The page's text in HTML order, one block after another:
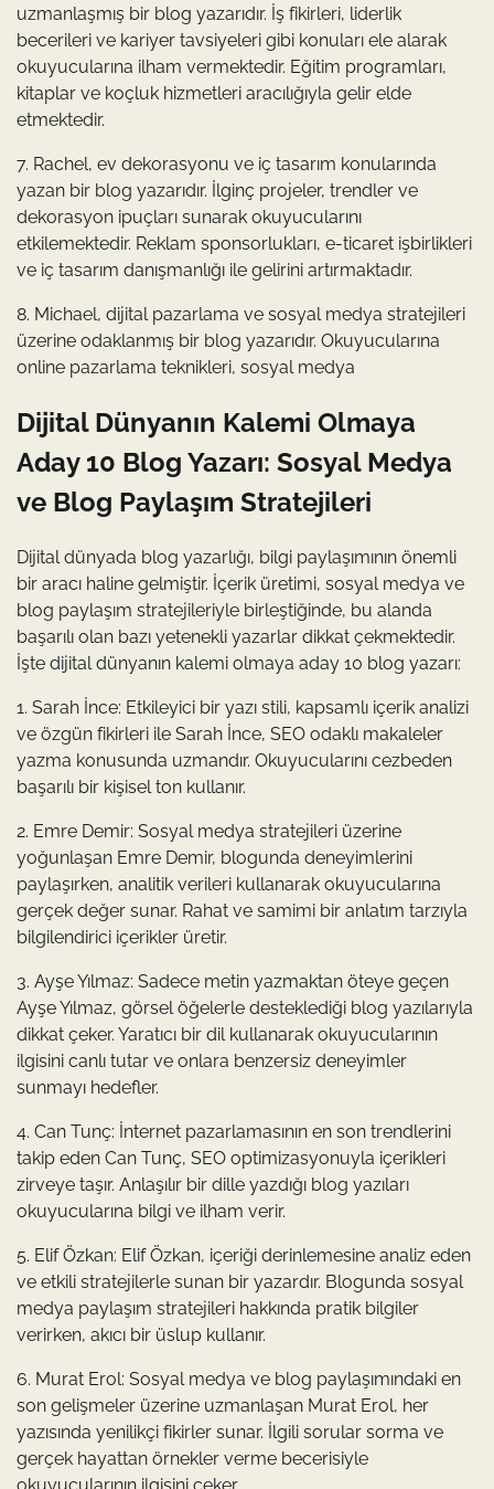
uzmanlaşmış bir blog yazarıdır. İş fikirleri, liderlik
becerileri ve kariyer tavsiyeleri gibi konuları ele alarak
okuyucularına ilham vermektedir. Eğitim programları,
kitaplar ve koçluk hizmetleri aracılığıyla gelir elde
etmektedir.
7. Rachel, ev dekorasyonu ve iç tasarım konularında
yazan bir blog yazarıdır. İlginç projeler, trendler ve
dekorasyon ipuçları sunarak okuyucularını
etkilemektedir. Reklam sponsorlukları, e-ticaret işbirlikleri
ve iç tasarım danışmanlığı ile gelirini artırmaktadır.
8. Michael, dijital pazarlama ve sosyal medya stratejileri
üzerine odaklanmış bir blog yazarıdır. Okuyucularına
online pazarlama teknikleri, sosyal medya
Dijital Dünyanın Kalemi Olmaya
Aday 10 Blog Yazarı: Sosyal Medya
ve Blog Paylaşım Stratejileri
Dijital dünyada blog yazarlığı, bilgi paylaşımının önemli
bir aracı haline gelmiştir. İçerik üretimi, sosyal medya ve
blog paylaşım stratejileriyle birleştiğinde, bu alanda
başarılı olan bazı yetenekli yazarlar dikkat çekmektedir.
İşte dijital dünyanın kalemi olmaya aday 10 blog yazarı:
1. Sarah İnce: Etkileyici bir yazı stili, kapsamlı içerik analizi
ve özgün fikirleri ile Sarah İnce, SEO odaklı makaleler
yazma konusunda uzmandır. Okuyucularını cezbeden
başarılı bir kişisel ton kullanır.
2. Emre Demir: Sosyal medya stratejileri üzerine
yoğunlaşan Emre Demir, blogunda deneyimlerini
paylaşırken, analitik verileri kullanarak okuyucularına
gerçek değer sunar. Rahat ve samimi bir anlatım tarzıyla
bilgilendirici içerikler üretir.
3. Ayşe Yılmaz: Sadece metin yazmaktan öteye geçen
Ayşe Yılmaz, görsel öğelerle desteklediği blog yazılarıyla
dikkat çeker. Yaratıcı bir dil kullanarak okuyucularının
ilgisini canlı tutar ve onlara benzersiz deneyimler
sunmayı hedefler.
4. Can Tunç: İnternet pazarlamasının en son trendlerini
takip eden Can Tunç, SEO optimizasyonuyla içerikleri
zirveye taşır. Anlaşılır bir dille yazdığı blog yazıları
okuyucularına bilgi ve ilham verir.
5. Elif Özkan: Elif Özkan, içeriği derinlemesine analiz eden
ve etkili stratejilerle sunan bir yazardır. Blogunda sosyal
medya paylaşım stratejileri hakkında pratik bilgiler
verirken, akıcı bir üslup kullanır.
6. Murat Erol: Sosyal medya ve blog paylaşımındaki en
son gelişmeler üzerine uzmanlaşan Murat Erol, her
yazısında yenilikçi fikirler sunar. İlgili sorular sorma ve
gerçek hayattan örnekler verme becerisiyle